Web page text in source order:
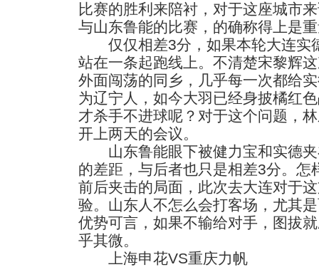
比赛的胜利来陪衬，对于这座城市
与山东鲁能的比赛，的确称得上是
仅仅相差3分，如果本轮大连实
站在一条起跑线上。不清楚宋黎辉
外面闯荡的同乡，几乎每一次都给
为辽宁人，如今大羽已经身披橘红
才杀手不进球呢？对于这个问题，
开上两天的会议。
山东鲁能眼下被健力宝和实德夹
的差距，与后者也只是相差3分。怎
前后夹击的局面，此次去大连对于
验。山东人不怎么会打客场，尤其
优势可言，如果不输给对手，图拔
乎其微。
上海申花VS重庆力帆